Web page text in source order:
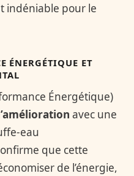
indéniable pour le
ÉNERGÉTIQUE ET
Énergétique)
avec une
eau
que cette
de l’énergie,